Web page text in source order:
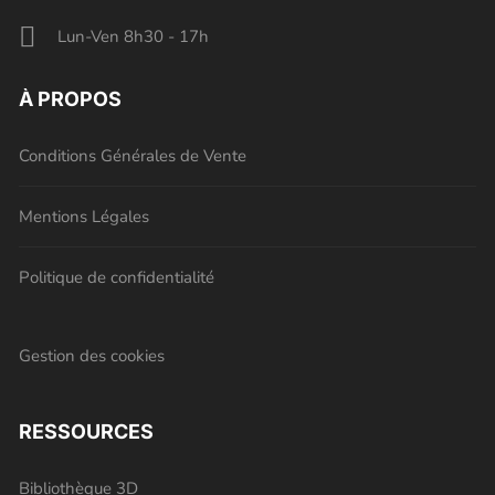
Lun-Ven 8h30 - 17h
À PROPOS
Conditions Générales de Vente
Mentions Légales
Politique de confidentialité
Gestion des cookies
RESSOURCES
Bibliothèque 3D